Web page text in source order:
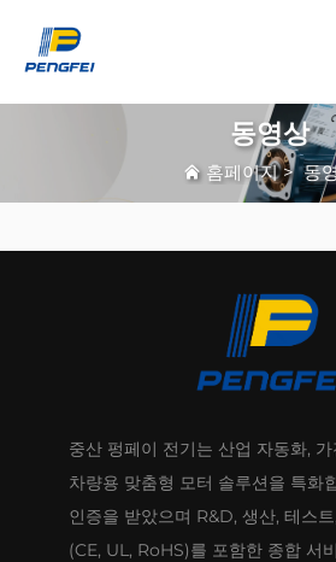
동영상
홈페이지>동
중산 펑페이 전기는 산업 자동화,
차량용 맞춤형 모터 솔루션을 특화
인증을 받았으며 R&D, 생산, 테스
(CE, UL, RoHS)를 포함한 종합 서